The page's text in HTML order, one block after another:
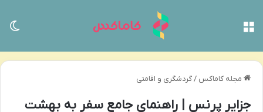
مجله کاماکس /گردشگری و اقامتی
جزایر پرنس | راهنمای جامع سفر به بهشت